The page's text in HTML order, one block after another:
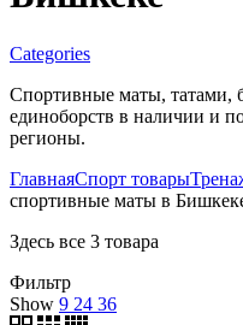
Categories
Спортивные маты, татами,
единоборств в наличии и
регионы.
ГлавнаяСпорт товары
спортивные маты в
Здесь все 3 товара
Фильтр
Show 9 24 36